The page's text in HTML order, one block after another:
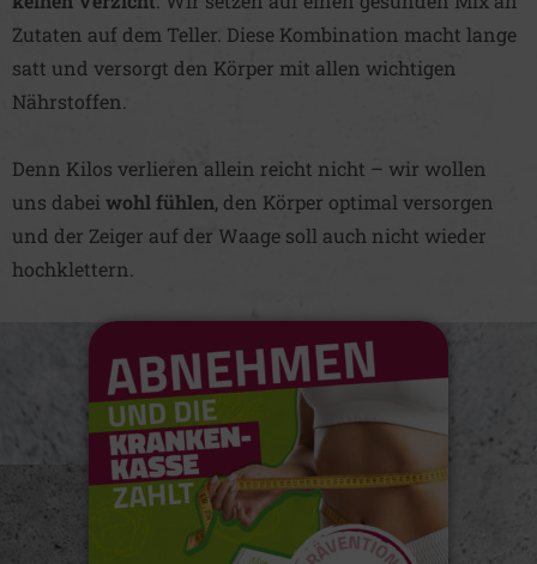
Zutaten auf dem Teller. Diese Kombination macht lange
satt und versorgt den Körper mit allen wichtigen
Nährstoffen.
Denn Kilos verlieren allein reicht nicht – wir wollen
uns dabei wohl fühlen, den Körper optimal versorgen
und der Zeiger auf der Waage soll auch nicht wieder
hochklettern.